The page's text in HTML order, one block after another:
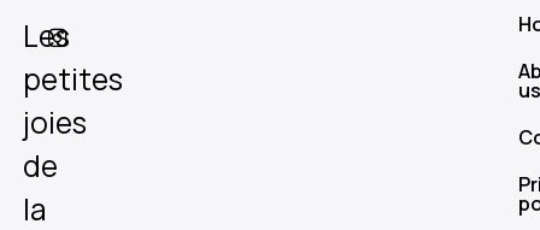
Les
petites
joies
de
la
us